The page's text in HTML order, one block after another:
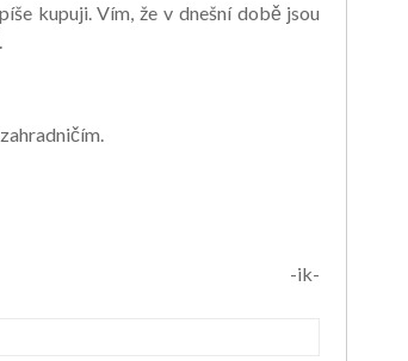
kupuji. Vím, že v dnešní době jsou
-ik-